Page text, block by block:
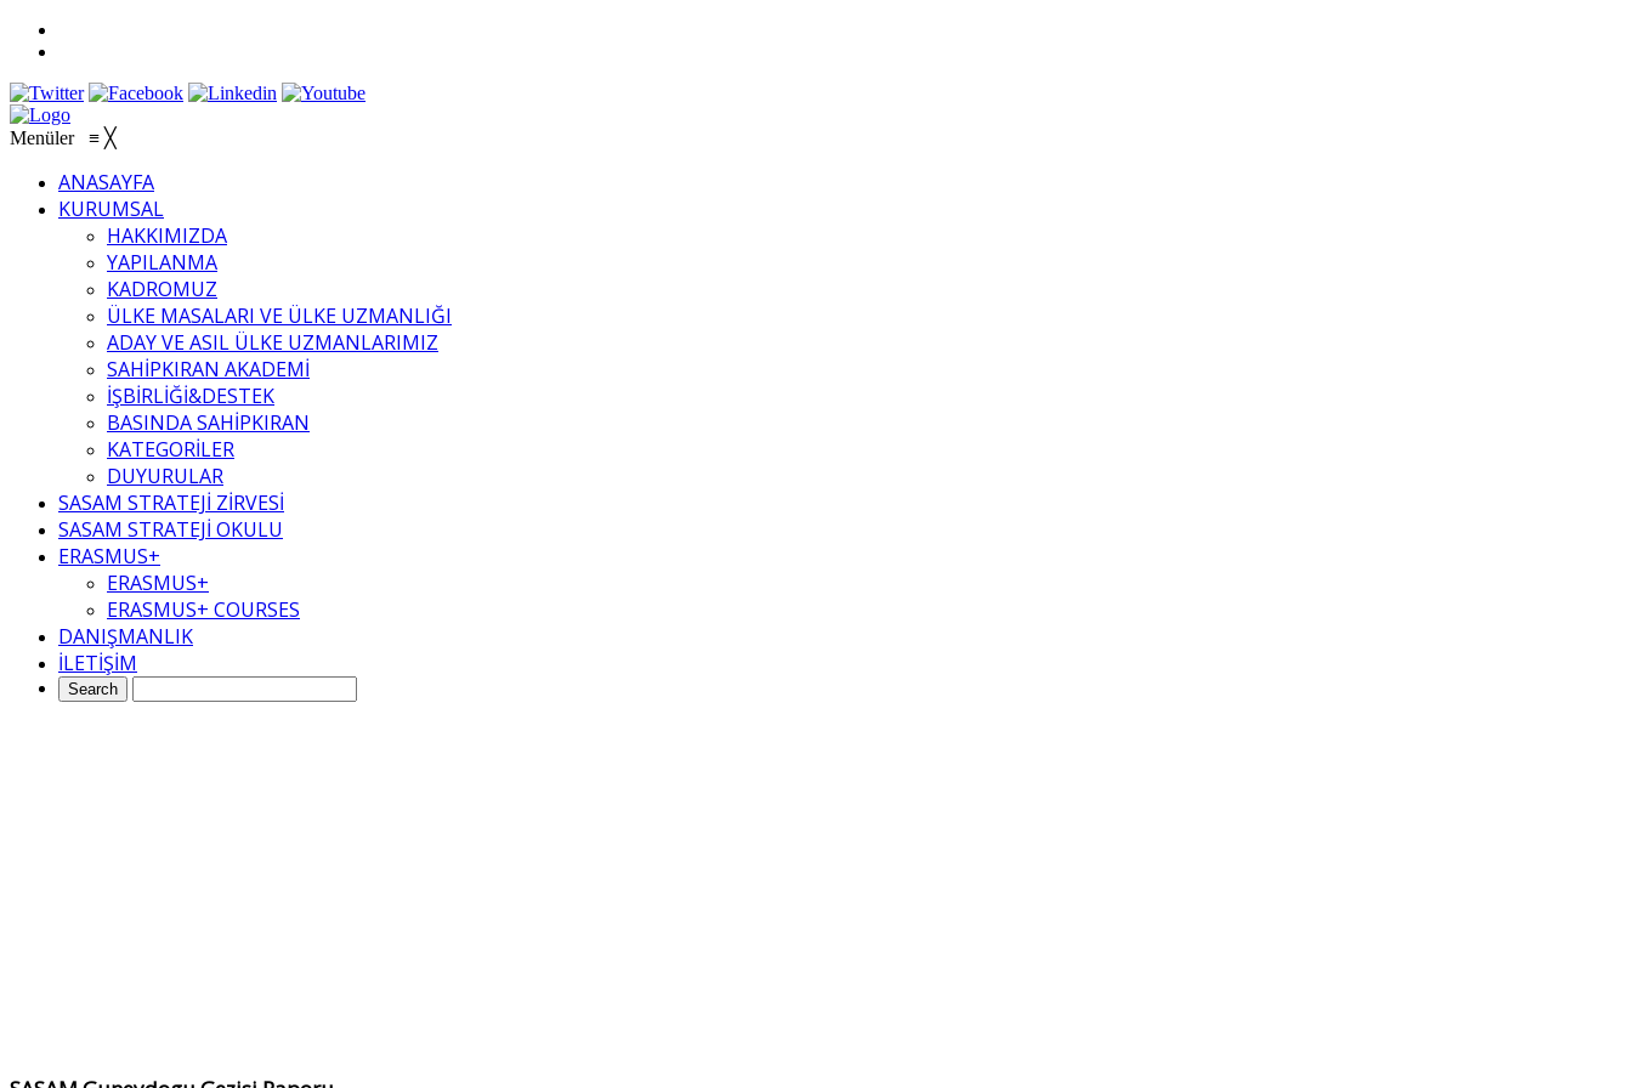
Menüler ≡ ╳
ANASAYFA
KURUMSAL
HAKKIMIZDA
YAPILANMA
KADROMUZ
ÜLKE MASALARI VE ÜLKE UZMANLIĞI
ADAY VE ASIL ÜLKE UZMANLARIMIZ
SAHİPKIRAN AKADEMİ
İŞBİRLİĞİ&DESTEK
BASINDA SAHİPKIRAN
KATEGORİLER
DUYURULAR
SASAM STRATEJİ ZİRVESİ
SASAM STRATEJİ OKULU
ERASMUS+
ERASMUS+
ERASMUS+ COURSES
DANIŞMANLIK
İLETİŞİM